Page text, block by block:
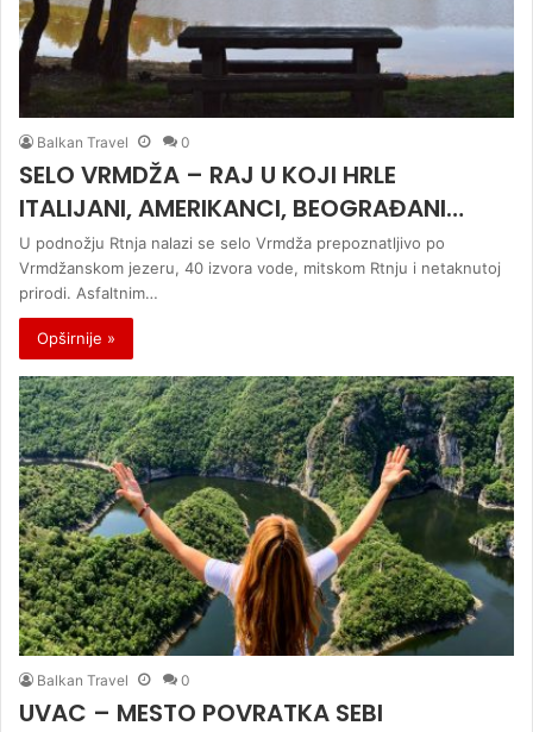
Balkan Travel 0
SELO VRMDŽA – RAJ U KOJI HRLE
ITALIJANI, AMERIKANCI, BEOGRAĐANI…
U podnožju Rtnja nalazi se selo Vrmdža prepoznatljivo po
Vrmdžanskom jezeru, 40 izvora vode, mitskom Rtnju i netaknutoj
prirodi. Asfaltnim…
Opširnije »
Balkan Travel 0
UVAC – MESTO POVRATKA SEBI